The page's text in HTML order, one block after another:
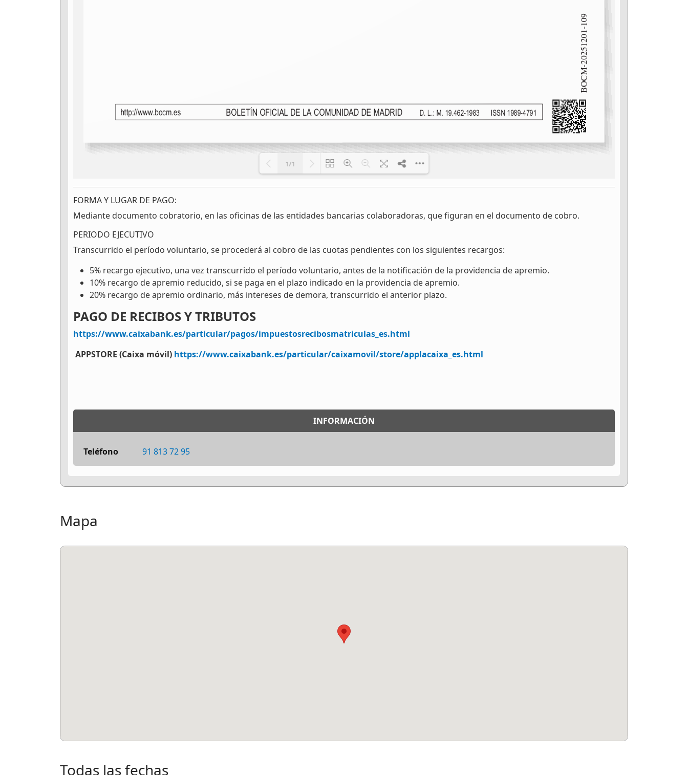
1/1
FORMA Y LUGAR DE PAGO:
Mediante documento cobratorio, en las oficinas de las entidades bancarias colaboradoras, que figuran en el documento de cobro.
PERIODO EJECUTIVO
Transcurrido el período voluntario, se procederá al cobro de las cuotas pendientes con los siguientes recargos:
5% recargo ejecutivo, una vez transcurrido el período voluntario, antes de la notificación de la providencia de apremio.
10% recargo de apremio reducido, si se paga en el plazo indicado en la providencia de apremio.
20% recargo de apremio ordinario, más intereses de demora, transcurrido el anterior plazo.
PAGO DE RECIBOS Y TRIBUTOS
https://www.caixabank.es/particular/pagos/impuestosrecibosmatriculas_es.html
APPSTORE (Caixa móvil) https://www.caixabank.es/particular/caixamovil/store/applacaixa_es.html
INFORMACIÓN
Teléfono 91 813 72 95
Mapa
Todas las fechas